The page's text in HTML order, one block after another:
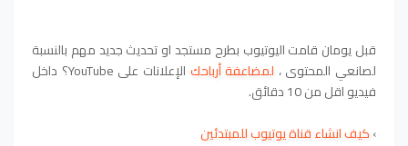
قبل يومان قامت اليوتيوب بطرح مستجد او تحديث جديد مهم بالنسبة
لصانعي المحتوى ، لمضاعفة أرباحك
الإعلانات على YouTube؟ داخل
فيديو اقل من 10 دقائق.
›كيف انشاء قناة يوتيوب للمبتدئين